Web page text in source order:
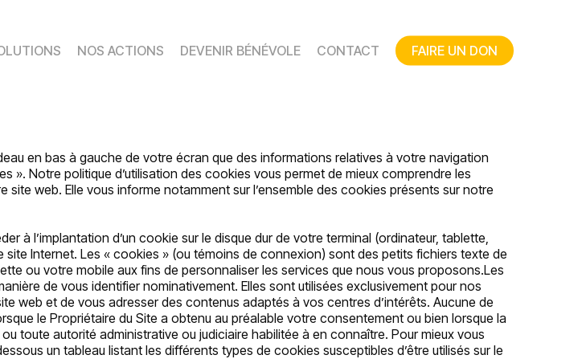
NOS ACTIONS DEVENIR BÉNÉVOLE CONTACT FAIRE UN DON
en bas à gauche de votre écran que des informations relatives à votre navigation
». Notre politique d’utilisation des cookies vous permet de mieux comprendre les
web. Elle vous informe notamment sur l’ensemble des cookies présents sur notre
à l’implantation d’un cookie sur le disque dur de votre terminal (ordinateur, tablette,
Internet. Les « cookies » (ou témoins de connexion) sont des petits fichiers texte de
ou votre mobile aux fins de personnaliser les services que nous vous proposons.Les
de vous identifier nominativement. Elles sont utilisées exclusivement pour nos
web et de vous adresser des contenus adaptés à vos centres d’intérêts. Aucune de
le Propriétaire du Site a obtenu au préalable votre consentement ou bien lorsque la
toute autorité administrative ou judiciaire habilitée à en connaître. Pour mieux vous
un tableau listant les différents types de cookies susceptibles d’être utilisés sur le